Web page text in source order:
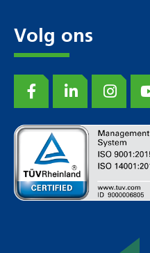
Volg ons